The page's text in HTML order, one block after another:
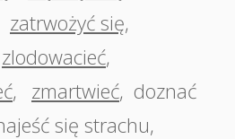
zatrwożyć się,
zlodowacieć,
, zmartwieć, doznać
się strachu,